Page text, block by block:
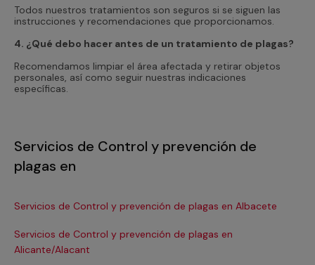
Todos nuestros tratamientos son seguros si se siguen las
instrucciones y recomendaciones que proporcionamos.
4. ¿Qué debo hacer antes de un tratamiento de plagas?
Recomendamos limpiar el área afectada y retirar objetos
personales, así como seguir nuestras indicaciones
específicas.
Servicios de Control y prevención de
plagas en
Servicios de Control y prevención de plagas en Albacete
Servicios de Control y prevención de plagas en
Alicante/Alacant